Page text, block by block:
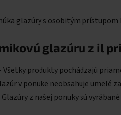
glazúry s osobitým
glazúru z il
Všetky produkty pochádzajú
v ponuke neobsahuje umelé
Glazúry z našej ponuky sú